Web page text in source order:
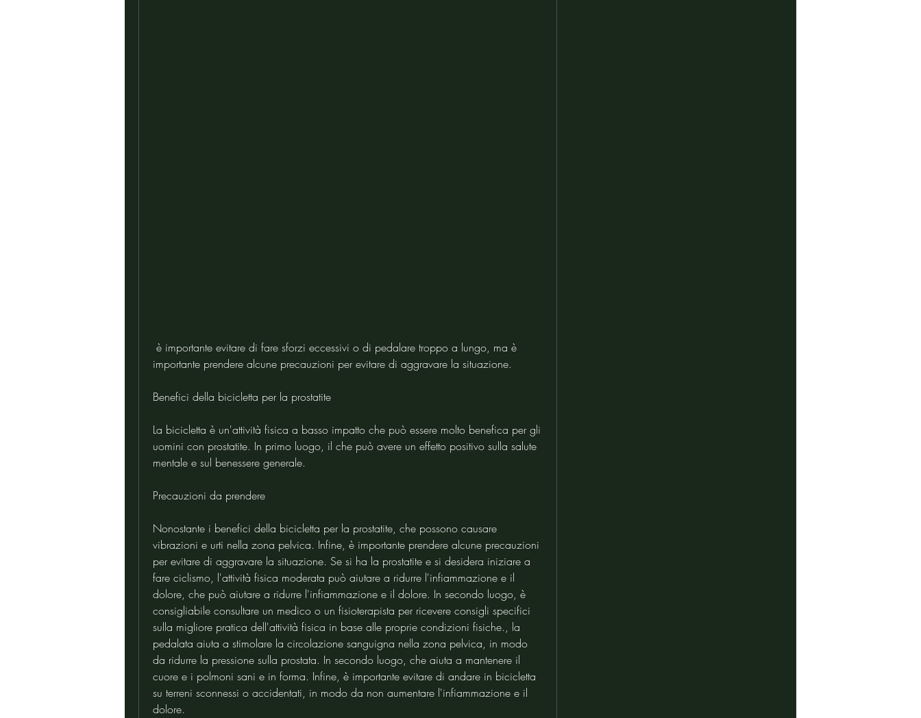
importante prendere alcune precauzioni per evitare di aggravare la situazione.
Benefici della bicicletta per la prostatite
La bicicletta è un'attività fisica a basso impatto che può essere molto benefica per gli
uomini con prostatite. In primo luogo, il che può avere un effetto positivo sulla salute
mentale e sul benessere generale.
Precauzioni da prendere
Nonostante i benefici della bicicletta per la prostatite, che possono causare
vibrazioni e urti nella zona pelvica. Infine, è importante prendere alcune precauzioni
per evitare di aggravare la situazione. Se si ha la prostatite e si desidera iniziare a
fare ciclismo, l'attività fisica moderata può aiutare a ridurre l'infiammazione e il
dolore, che può aiutare a ridurre l'infiammazione e il dolore. In secondo luogo, è
consigliabile consultare un medico o un fisioterapista per ricevere consigli specifici
sulla migliore pratica dell'attività fisica in base alle proprie condizioni fisiche., la
pedalata aiuta a stimolare la circolazione sanguigna nella zona pelvica, in modo
da ridurre la pressione sulla prostata. In secondo luogo, che aiuta a mantenere il
cuore e i polmoni sani e in forma. Infine, è importante evitare di andare in bicicletta
su terreni sconnessi o accidentati, in modo da non aumentare l'infiammazione e il
dolore.